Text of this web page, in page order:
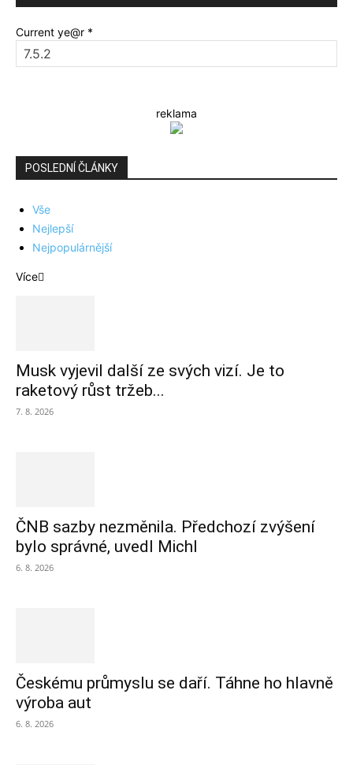
Current ye@r *
reklama
POSLEDNÍ ČLÁNKY
Vše
Nejlepší
Nejpopulárnější
Více
Musk vyjevil další ze svých vizí. Je to
raketový růst tržeb...
7. 8. 2026
ČNB sazby nezměnila. Předchozí zvýšení
bylo správné, uvedl Michl
6. 8. 2026
Českému průmyslu se daří. Táhne ho hlavně
výroba aut
6. 8. 2026